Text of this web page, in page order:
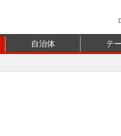
自治体 テ